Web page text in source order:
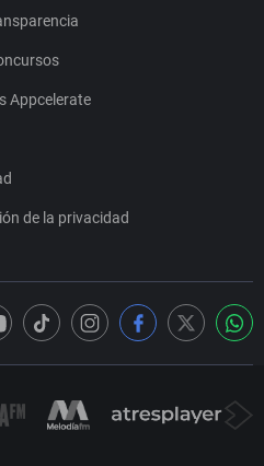
Appcelerate
de la privacidad